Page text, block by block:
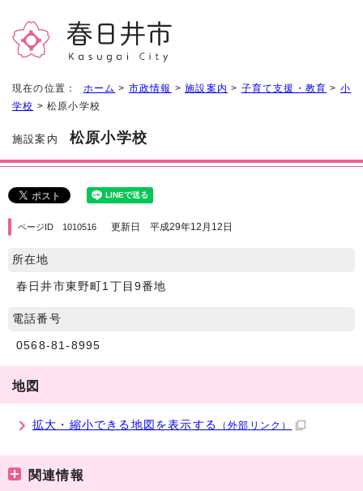
現在の位置： ホーム > 市政情報 >施設案内 > 子育て支援・教育 > 小
学校 > 松原小学校
施設案内 松原小学校
ページID 1010516 更新日 平成29年12月12日
所在地
春日井市東野町1丁目9番地
電話番号
0568-81-8995
地図
拡大・縮小できる地図を表示する （外部リンク）
関連情報